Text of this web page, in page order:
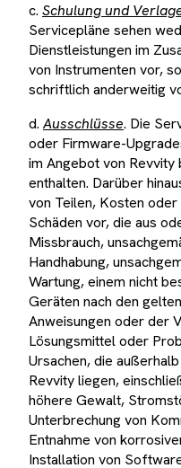
c. Schulung und
Servicepläne sehen
Dienstleistungen im
von Instrumenten vor,
schriftlich anderweitig
d. Ausschlüsse. Die
oder Firmware-
im Angebot von Revvity
enthalten. Darüber
von Teilen, Kosten
Schäden vor, die aus
Missbrauch,
Handhabung,
Wartung, einem nicht
Geräten nach den
Anweisungen oder der
Lösungsmittel oder
Ursachen, die
Revvity liegen,
höhere Gewalt,
Unterbrechung von
Entnahme von
Installation von